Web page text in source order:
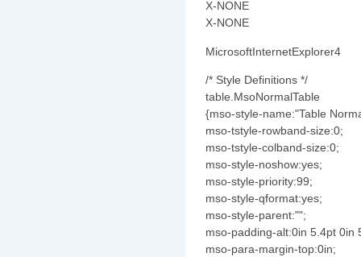
X-NONE
X-NONE
MicrosoftInternetExplorer4
/* Style Definitions */
table.MsoNormalTable
{mso-style-name:"Table
mso-tstyle-rowband-size:0;
mso-tstyle-colband-size:0;
mso-style-noshow:yes;
mso-style-priority:99;
mso-style-qformat:yes;
mso-style-parent:"";
mso-padding-alt:0in 5.4pt 0in
mso-para-margin-top:0in;